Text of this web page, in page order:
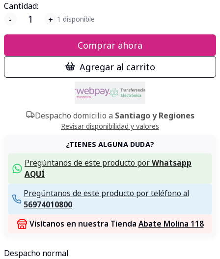
Cantidad:
-
+ 1 disponible
Comprar ahora
Agregar al carrito
Despacho domicilio a Santiago y Regiones
Revisar disponibilidad y valores
¿TIENES ALGUNA DUDA?
Pregúntanos de este producto porWhatsapp
AQUÍ
Pregúntanos de este producto por teléfono al
56974010800
Visítanos en nuestra Tienda Abate Molina 118
Despacho normal